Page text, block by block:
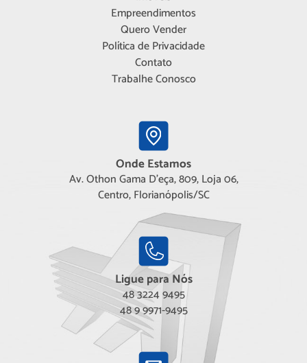
Empreendimentos
Quero Vender
Política de Privacidade
Contato
Trabalhe Conosco
Onde Estamos
Av. Othon Gama D'eça, 809, Loja 06,
Centro, Florianópolis/SC
Ligue para Nós
48 3224 9495
48 9 9971-9495